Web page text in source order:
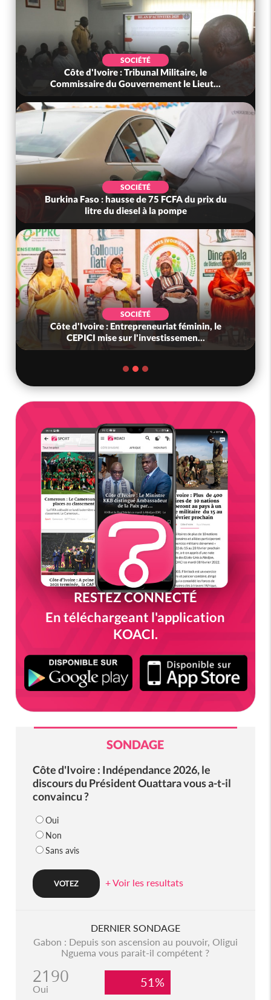
SOCIÉTÉ
Côte d'Ivoire : Tribunal Militaire, le
Commissaire du Gouvernement le Lieut...
SOCIÉTÉ
Burkina Faso : hausse de 75 FCFA du prix du
litre du diesel à la pompe
SOCIÉTÉ
Côte d'Ivoire : Entrepreneuriat féminin, le
CEPICI mise sur l'investissemen...
RESTEZ CONNECTÉ
En téléchargeant l'application
KOACI.
SONDAGE
Côte d'Ivoire : Indépendance 2026, le
discours du Président Ouattara vous a-t-il
convaincu ?
Oui
Non
Sans avis
+ Voir les resultats
DERNIER SONDAGE
Gabon : Depuis son ascension au pouvoir, Oligui
Nguema vous parait-il compétent ?
2190
Oui 51%